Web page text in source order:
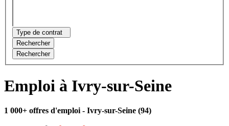
Type de contrat
Rechercher
Rechercher
Emploi à Ivry-sur-Seine
1 000+ offres d'emploi - Ivry-sur-Seine (94)